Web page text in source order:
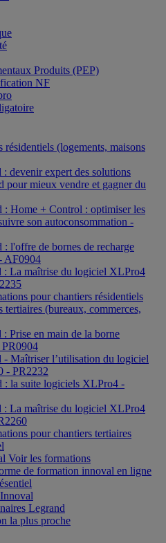
Produits (PEP)
NF
(logements, maisons
devenir expert des solutions
pour mieux vendre et gagner du
: Home + Control : optimiser les
son autoconsommation -
l'offre de bornes de recharge
AF0904
: La maîtrise du logiciel XLPro4
pour chantiers résidentiels
(bureaux, commerces,
Prise en main de la borne
- Maîtriser l’utilisation du logiciel
- PR2232
: la suite logiciels XLPro4 -
: La maîtrise du logiciel XLPro4
pour chantiers tertiaires
Voir les formations
de formation innoval en ligne
Legrand
la plus proche